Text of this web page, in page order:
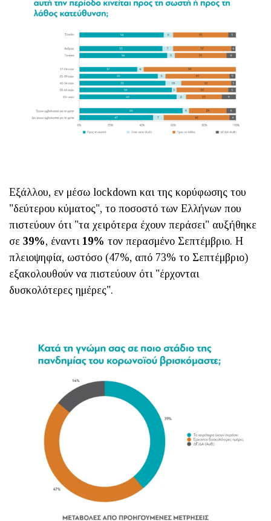
Εξάλλου, εν μέσω lockdown και της κορύφωσης του
"δεύτερου κύματος", το ποσοστό των Ελλήνων που
πιστεύουν ότι "τα χειρότερα έχουν περάσει" αυξήθηκε
σε 39%, έναντι 19% τον περασμένο Σεπτέμβριο. Η
πλειοψηφία, ωστόσο (47%, από 73% το Σεπτέμβριο)
εξακολουθούν να πιστεύουν ότι "έρχονται
δυσκολότερες ημέρες".